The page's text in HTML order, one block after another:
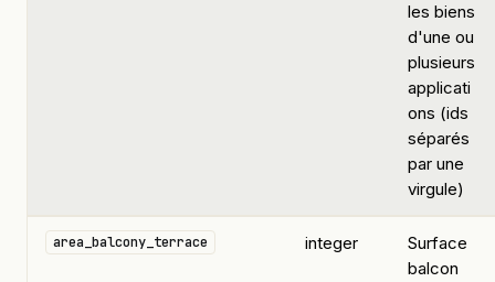
les biens
d'une ou
plusieurs
applicati
ons (ids
séparés
par une
virgule)
area_balcony_terrace integer
Surface
balcon